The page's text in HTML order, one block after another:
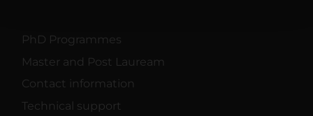
PhD Programmes
Master and Post Lauream
Contact information
Technical support